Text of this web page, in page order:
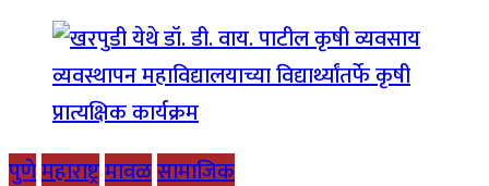
पुणेमहाराष्ट्रमावळसामाजिक